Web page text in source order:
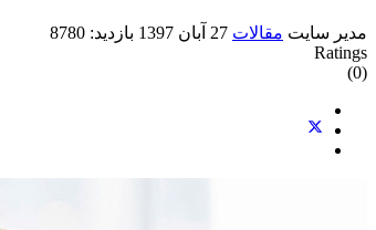
مدیر سایت مقالات 27 آبان 1397
بازدید: 8780
Ratings
(0)